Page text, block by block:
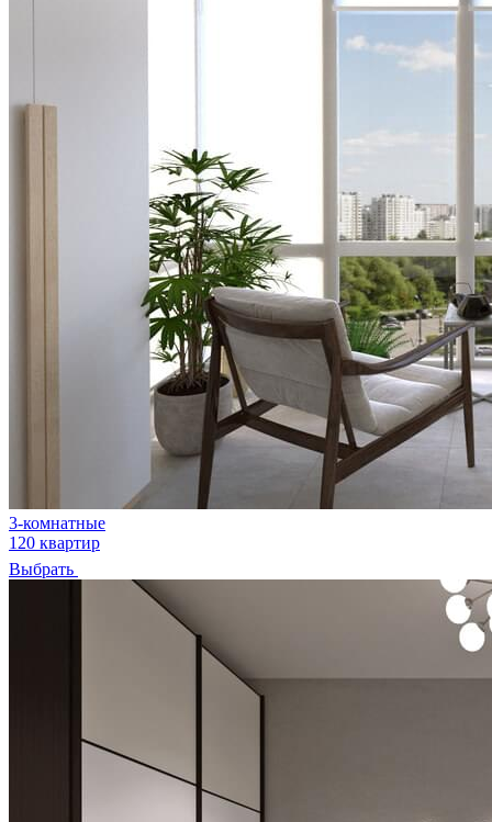
3-комнатные
120 квартир
Выбрать